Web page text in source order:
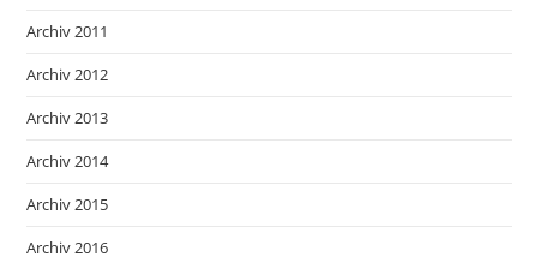
Archiv 2011
Archiv 2012
Archiv 2013
Archiv 2014
Archiv 2015
Archiv 2016